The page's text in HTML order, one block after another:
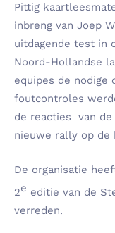
Pittig
inbreng van Joep
uitdagende test in
Noord-Hollandse
equipes de nodige
foutcontroles
de reacties van de
nieuwe rally op de
De organisatie
2e editie van de
verreden.